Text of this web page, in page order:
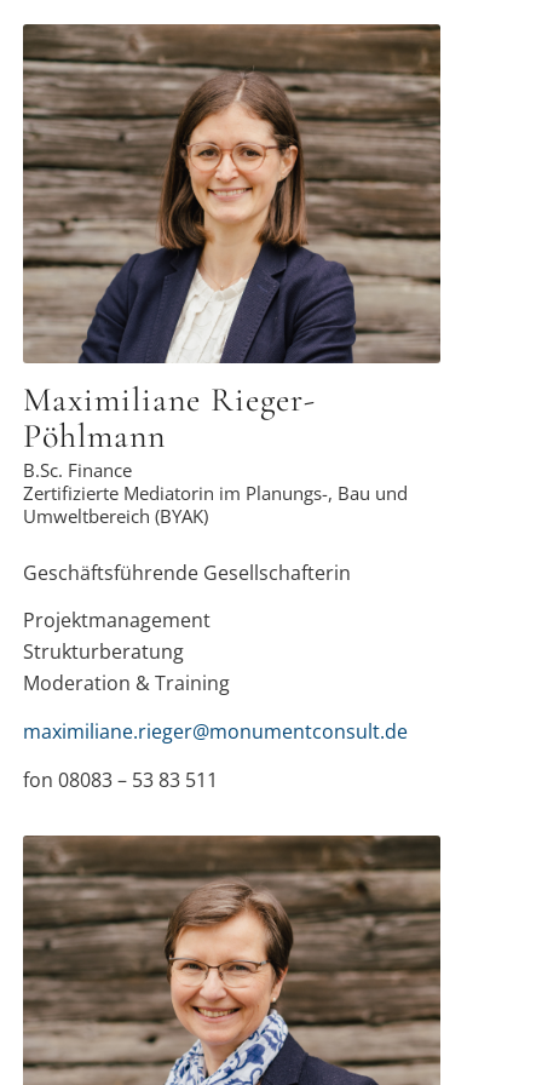
Nach BWL-Studium und mehrjähriger
Anstellung in der Finanzwelt durfte ich
zusammen mit Udo und Gerd die Firma
monumentconsult gründen und gestalten –
mit Erfolg. Wir wollen uns durch
menschliches und fachliches Miteinander
für monumentale Schätze einsetzen. Seither
wachsen wir – jeder für sich und
miteinander.
Maximiliane Rieger-
Pöhlmann
B.Sc. Finance
Zertifizierte Mediatorin im Planungs-, Bau und
Umweltbereich (BYAK)
Geschäftsführende Gesellschafterin
Projektmanagement
Strukturberatung
Moderation & Training
maximiliane.rieger@monumentconsult.de
fon 08083 – 53 83 511
Der Umgang mit historischer Bausubstanz
begleitet mich seit meinem Studium, erst in
der Bauforschung, später bei der
Umsetzung von Sanierungsmaßnahmen. Auf
der Basis dieser Erfahrung möchte ich dazu
beitragen Denkmälern eine lebendige